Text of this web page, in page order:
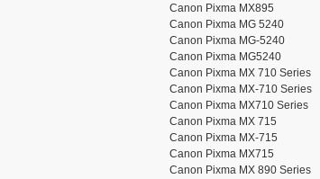
Canon Pixma MX895
Canon Pixma MG 5240
Canon Pixma MG-5240
Canon Pixma MG5240
Canon Pixma MX 710 Series
Canon Pixma MX-710 Series
Canon Pixma MX710 Series
Canon Pixma MX 715
Canon Pixma MX-715
Canon Pixma MX715
Canon Pixma MX 890 Series